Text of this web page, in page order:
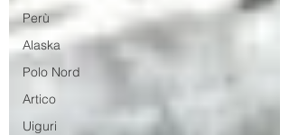
Perù
Alaska
Polo Nord
Artico
Uiguri